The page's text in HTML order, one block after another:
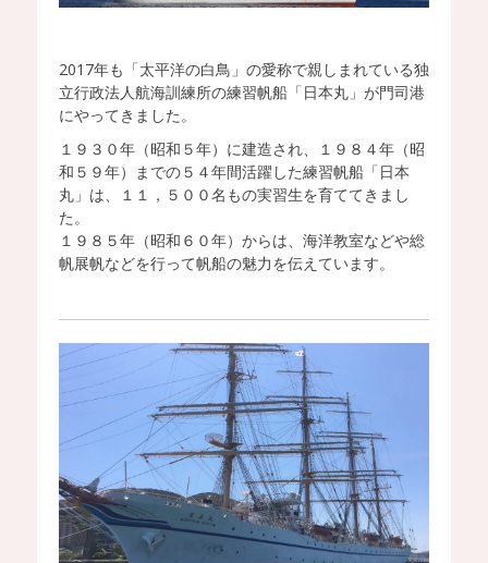
2017年も「太平洋の白鳥」の愛称で親しまれている独
立行政法人航海訓練所の練習帆船「日本丸」が門司港
にやってきました。
１９３０年（昭和５年）に建造され、１９８４年（昭
和５９年）までの５４年間活躍した練習帆船「日本
丸」は、１１，５００名もの実習生を育ててきまし
た。
１９８５年（昭和６０年）からは、海洋教室などや総
帆展帆などを行って帆船の魅力を伝えています。